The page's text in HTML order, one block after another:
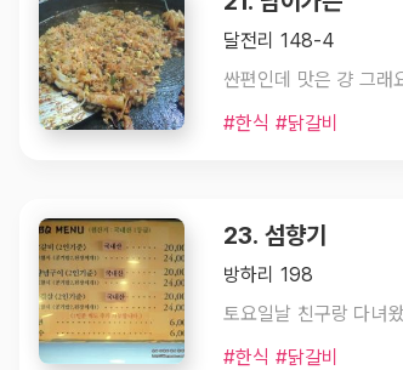
달전리 148-4
싼편인데 맛은 걍 그래
#한식 #닭갈비
23. 섬향기
방하리 198
토요일날 친구랑 다녀
#한식 #닭갈비